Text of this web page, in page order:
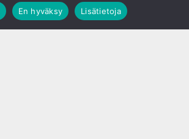
En hyväksy Lisätietoja